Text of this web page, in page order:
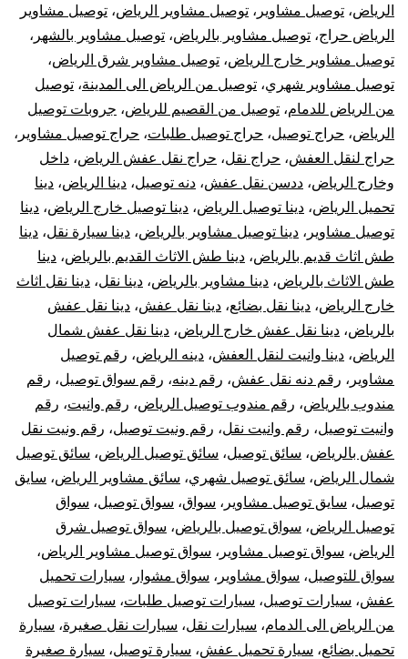
الرياض، توصيل مشاوير ، توصيل مشاوير الرياض، توصيل مشاوير
الرياض حراج، توصيل مشاوير بالرياض، توصيل مشاوير بالشهر ،
توصيل مشاوير خارج الرياض، توصيل مشاوير شرق الرياض،
توصيل مشاوير شهري، توصيل من الرياض الى المدينة، توصيل
من الرياض للدمام، توصيل من القصيم للرياض، جروبات توصيل
الرياض، حراج توصيل، حراج توصيل طلبات، حراج توصيل مشاوير ،
حراج لنقل العفش، حراج نقل، حراج نقل عفش الرياض، داخل
وخارج الرياض، ددسن نقل عفش، دنه توصيل، دينا الرياض، دينا
تحميل الرياض، دينا توصيل الرياض، دينا توصيل خارج الرياض، دينا
توصيل مشاوير ، دينا توصيل مشاوير بالرياض، دينا سيارة نقل، دينا
طش اثاث قديم بالرياض، دينا طش الاثاث القديم بالرياض، دينا
طش الاثاث بالرياض، دينا مشاوير بالرياض، دينا نقل، دينا نقل اثاث
خارج الرياض، دينا نقل بضائع، دينا نقل عفش، دينا نقل عفش
بالرياض، دينا نقل عفش خارج الرياض، دينا نقل عفش شمال
الرياض، دينا وانيت لنقل العفش، دينه الرياض، رقم توصيل
مشاوير ، رقم دنه نقل عفش، رقم دينه، رقم سواق توصيل، رقم
مندوب بالرياض، رقم مندوب توصيل الرياض، رقم وانيت، رقم
وانيت توصيل، رقم وانيت نقل، رقم ونيت توصيل، رقم ونيت نقل
عفش بالرياض، سائق توصيل، سائق توصيل الرياض، سائق توصيل
شمال الرياض، سائق توصيل شهري، سائق مشاوير الرياض، سايق
توصيل، سايق توصيل مشاوير ، سواق، سواق توصيل، سواق
توصيل الرياض، سواق توصيل بالرياض، سواق توصيل شرق
الرياض، سواق توصيل مشاوير ، سواق توصيل مشاوير الرياض،
سواق للتوصيل، سواق مشاوير ، سواق مشوار ، سيارات تحميل
عفش، سيارات توصيل، سيارات توصيل طلبات، سيارات توصيل
من الرياض الى الدمام، سيارات نقل، سيارات نقل صغيرة، سيارة
تحميل بضائع، سيارة تحميل عفش، سيارة توصيل، سيارة صغيرة